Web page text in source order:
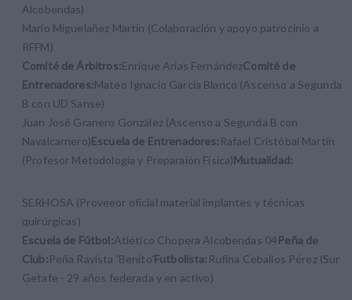
Alcobendas)
Mario Miguelañez Martín (Colaboración y apoyo patrocinio a
RFFM)
Comité de Árbitros:Enrique Arias FernándezComité de
Entrenadores:Mateo Ignacio García Blanco (Ascenso a Segunda
B con UD Sanse)
Juan José Granero González (Ascenso a Segunda B con
Navalcarnero)Escuela de Entrenadores: Rafael Cristóbal Martín
(Profesor Metodología y Preparaión Física)Mutualidad:
SERHOSA (Proveeor oficial material implantes y técnicas
quirúrgicas)
Escuela de Fútbol:Atlético Chopera Alcobendas 04Peña de
Club:Peña Rayista 'Benito'Futbolista: Rufina Ceballos Pérez (Sur
Getafe - 29 años federada y en activo)